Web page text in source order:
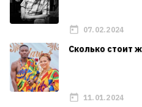
07.02.2024
Сколько стоит
11.01.2024